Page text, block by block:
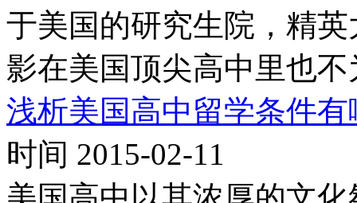
于美国的研究生院，精
影在美国顶尖高中里也
浅析美国高中留学条件有
时间 2015-02-11